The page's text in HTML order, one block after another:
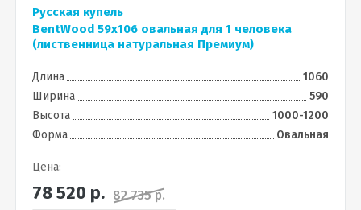
Русская купель
BentWood 59х106 овальная для 1 человека
(лиственница натуральная Премиум)
Длина
1060
Ширина
590
Высота
1000-1200
Форма
Овальная
Цена:
78 520 р. 82 735 р.